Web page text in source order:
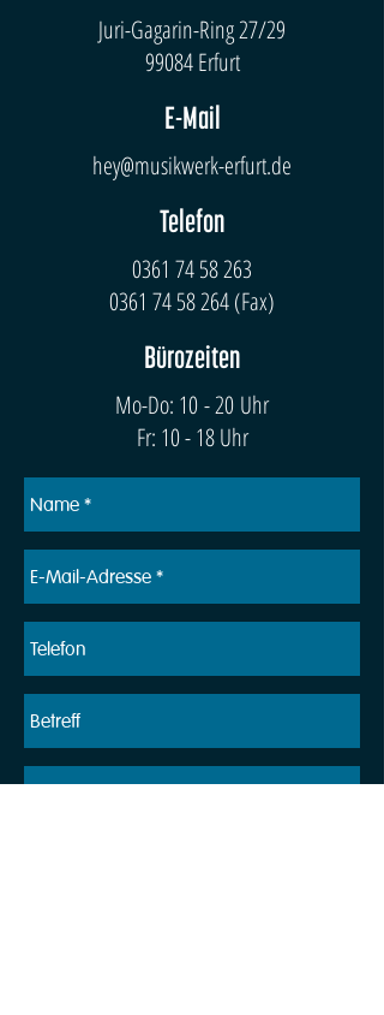
Juri-Gagarin-Ring 27/29
99084 Erfurt
E-Mail
hey@musikwerk-erfurt.de
Telefon
0361 74 58 263
0361 74 58 264(Fax)
Bürozeiten
Mo-Do: 10 - 20 Uhr
Fr: 10 - 18 Uhr